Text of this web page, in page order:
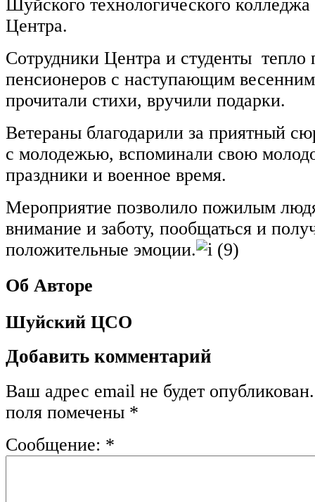
Шуйского технологического колледжа
Центра.
Сотрудники Центра и студенты тепло
пенсионеров с наступающим
прочитали стихи, вручили подарки.
Ветераны благодарили за приятный
с молодежью, вспоминали свою
праздники и военное время.
Мероприятие позволило пожилым
внимание и заботу, пообщаться и
положительные эмоции.
Об Авторе
Шуйский ЦСО
Добавить комментарий
Ваш адрес email не будет опубликован.
поля помечены *
Сообщение: *